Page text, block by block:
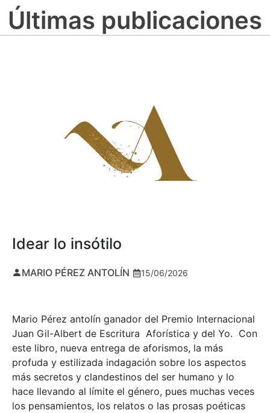
Últimas publicaciones
Idear lo insótilo
MARIO PÉREZ ANTOLÍN 15/06/2026
Mario Pérez antolín ganador del Premio Internacional
Juan Gil-Albert de Escritura Aforística y del Yo. Con
este libro, nueva entrega de aforismos, la más
profuda y estilizada indagación sobre los aspectos
más secretos y clandestinos del ser humano y lo
hace llevando al límite el género, pues muchas veces
los pensamientos, los relatos o las prosas poéticas